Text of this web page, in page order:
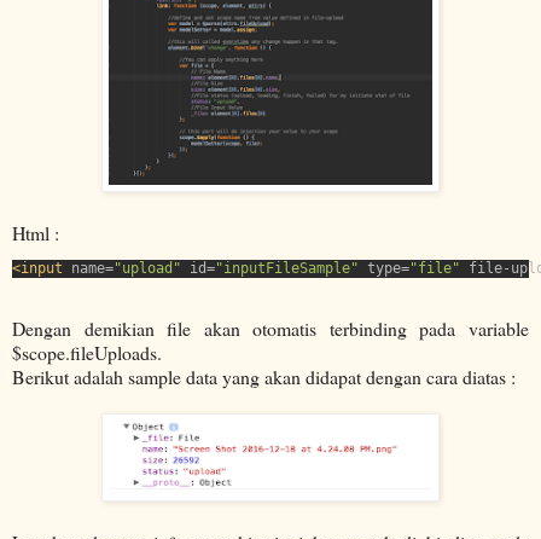
Html :
<input name="upload" id="inputFileSample" type="file" file-
Dengan demikian file akan otomatis terbinding pada variable
$scope.fileUploads.
Berikut adalah sample data yang akan didapat dengan cara diatas :